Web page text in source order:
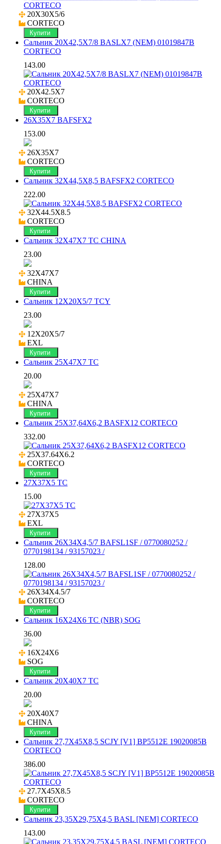
20X30X5/6
CORTECO
Купити
Сальник 20X42,5X7/8 BASLX7 (NEM) 01019847B
CORTECO
143.00
20X42.5X7
CORTECO
Купити
26X35X7 BAFSFX2
153.00
26X35X7
CORTECO
Купити
Сальник 32X44,5X8,5 BAFSFX2 CORTECO
222.00
32X44.5X8.5
CORTECO
Купити
Сальник 32X47X7 TC CHINA
23.00
32X47X7
CHINA
Купити
Сальник 12X20X5/7 TCY
23.00
12X20X5/7
EXL
Купити
Сальник 25X47X7 TC
20.00
25X47X7
CHINA
Купити
Сальник 25X37,64X6,2 BASFX12 CORTECO
332.00
25X37.64X6.2
CORTECO
Купити
27X37X5 TC
15.00
27X37X5
EXL
Купити
Сальник 26X34X4,5/7 BAFSL1SF / 0770080252 /
0770198134 / 93157023 /
128.00
26X34X4.5/7
CORTECO
Купити
Сальник 16X24X6 TC (NBR) SOG
36.00
16X24X6
SOG
Купити
Сальник 20X40X7 TC
20.00
20X40X7
CHINA
Купити
Сальник 27,7X45X8,5 SCJY [V1] BP5512E 19020085B
CORTECO
386.00
27.7X45X8.5
CORTECO
Купити
Сальник 23,35X29,75X4,5 BASL [NEM] CORTECO
143.00